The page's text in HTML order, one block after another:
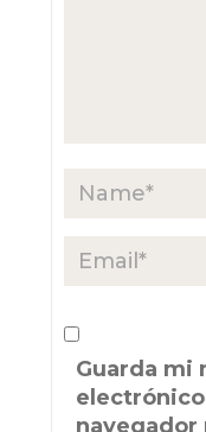
Guarda mi
navegador